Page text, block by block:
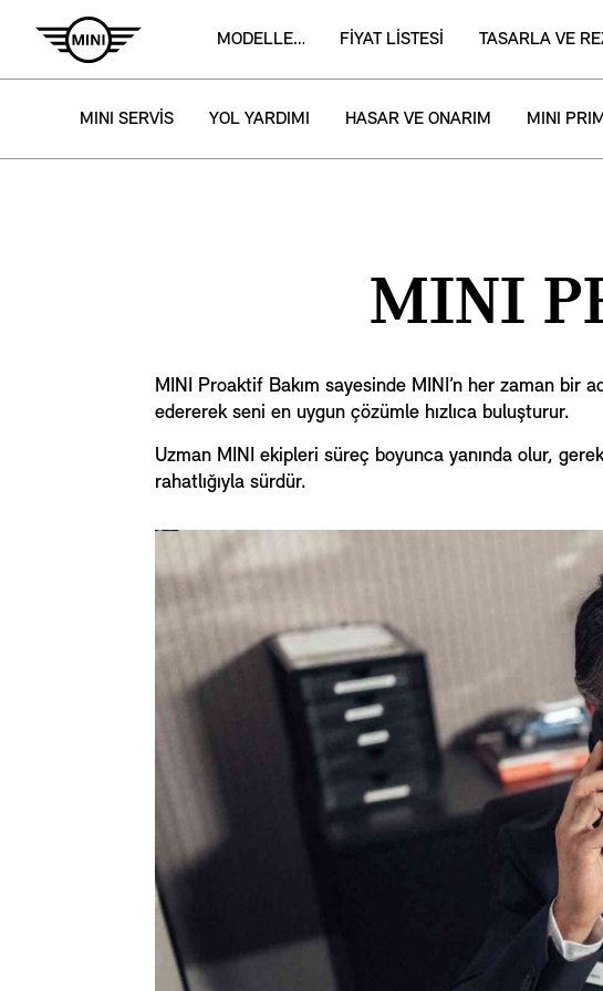
MODELLER ­ FİYAT LİSTESİ TASARLA VE
MINI SERVİS YOL YARDIMI HASAR VE ONARIM MINI
MINI
MINI Proaktif Bakım sayesinde MINI’n her zaman bir
edererek seni en uygun çözümle hızlıca buluşturur.
Uzman MINI ekipleri süreç boyunca yanında olur,
rahatlığıyla sürdür.